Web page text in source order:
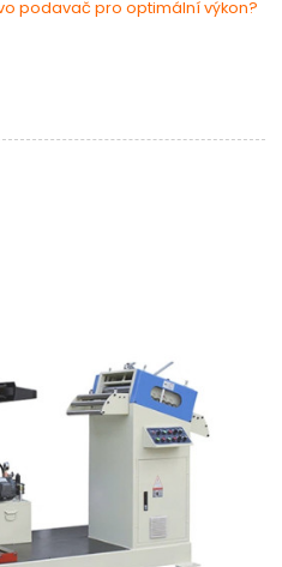
podavač pro optimální výkon?